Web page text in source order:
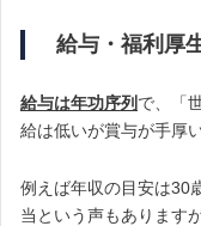
給与・福利厚
給与は年功序列 で、「
給は低いが賞与が手厚
例えば年収の目安は30
当という声もあります